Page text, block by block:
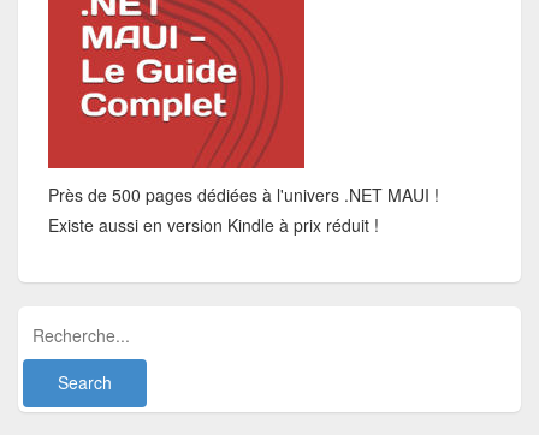
Près de 500 pages dédiées à l'univers .NET MAUI !
Existe aussi en version Kindle à prix réduit !